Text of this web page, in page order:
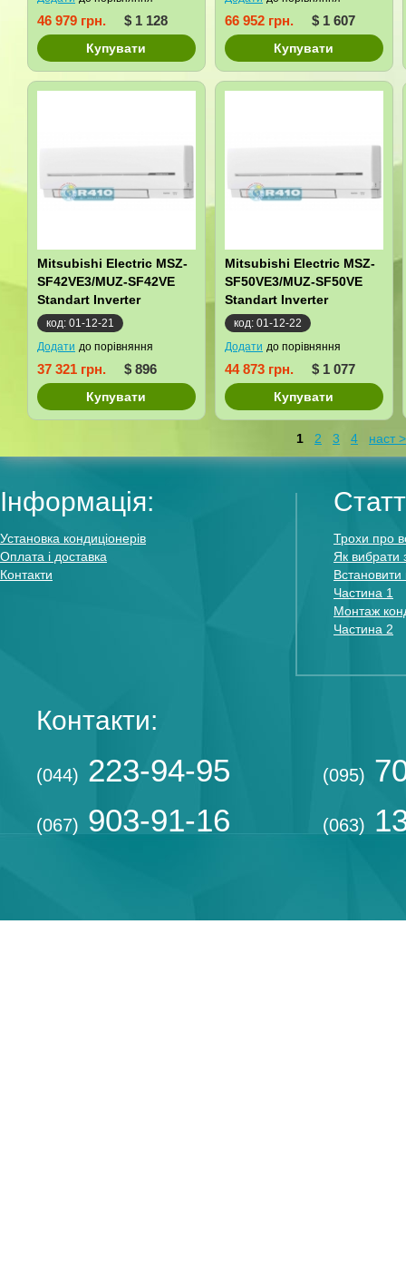
46 979 грн. $ 1 128
Купувати
66 952 грн. $ 1 607
Купувати
Mitsubishi Electric MSZ-
SF42VE3/MUZ-SF42VE
Standart Inverter
код: 01-12-21
Додати до порівняння
37 321 грн. $ 896
Купувати
Mitsubishi Electric MSZ-
SF50VE3/MUZ-SF50VE
Standart Inverter
код: 01-12-22
Додати до порівняння
44 873 грн. $ 1 077
Купувати
1 2 3 4 наст
Інформація:
Установка кондиціонерів
Оплата і доставка
Контакти
Трохи про
Як вибрати
Встановити
Частина 1
Монтаж
Частина 2
Контакти:
(044) 223-94-95
(067) 903-91-16
(095)
(063)